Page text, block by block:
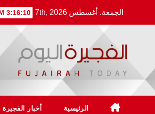
الجمعة. أغسطس 7th, 2026 3:16:10 AM
الرئيسية أخبار الفجيرة